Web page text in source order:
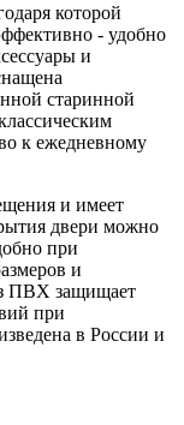
которой
- удобно
и
старинной
к ежедневному
и имеет
двери можно
при
и
ПВХ защищает
при
в России и